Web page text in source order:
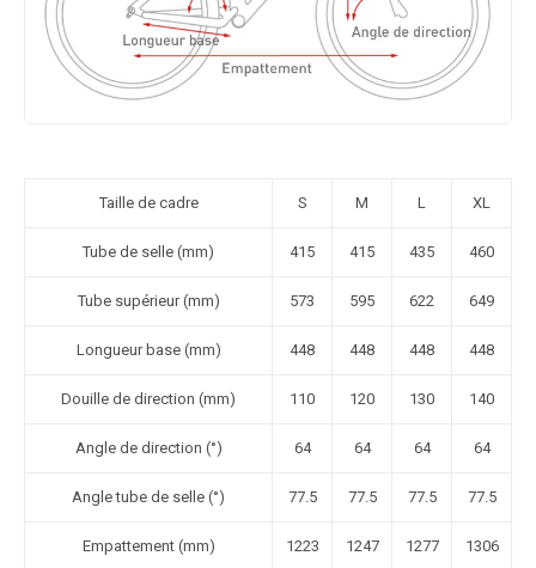
Taille de cadre S M L XL
Tube de selle (mm) 415 415 435 460
Tube supérieur (mm) 573 595 622 649
Longueur base (mm) 448 448 448 448
Douille de direction (mm) 110 120 130 140
Angle de direction (°) 64 64 64 64
Angle tube de selle (°) 77.5 77.5 77.5 77.5
Empattement (mm) 1223 1247 1277 1306